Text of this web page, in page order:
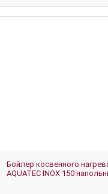
Бойлер косвенного
AQUATEC INOX 150